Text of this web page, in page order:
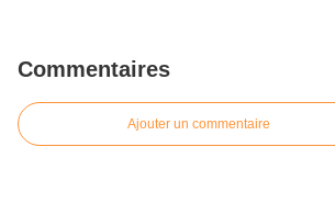
Commentaires
Ajouter un commentaire